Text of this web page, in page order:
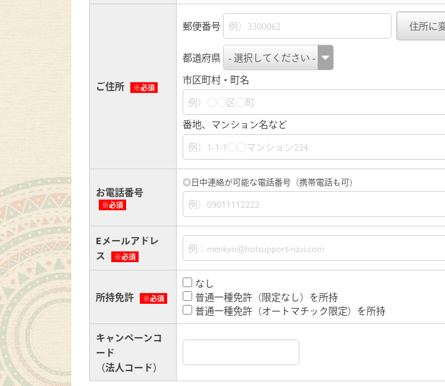
ご住所 ※必須
郵便番号
都道府県
市区町村・町名
番地、マンション名など
お電話番号
※必須
◎日中連絡が可能な電話番号（携帯電話も可）
Eメールアドレ
ス
※必須
所持免許 ※必須
なし
普通一種免許（限定なし）を所持
普通一種免許（オートマチック限定）を所持
キャンペーンコ
ード
（法人コード）